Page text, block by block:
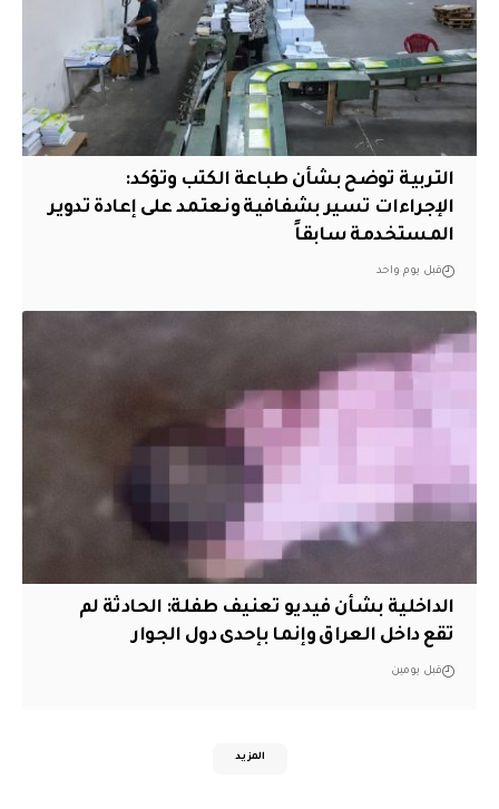
التربية توضح بشأن طباعة الكتب وتؤكد:
الإجراءات تسير بشفافية ونعتمد على إعادة تدوير
المستخدمة سابقاً
قبل يوم واحد
الداخلية بشأن فيديو تعنيف طفلة: الحادثة لم
تقع داخل العراق وإنما بإحدى دول الجوار
قبل يومين
المزيد